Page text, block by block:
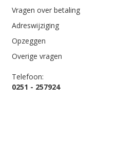
Vragen over betaling
Adreswijziging
Opzeggen
Overige vragen
Telefoon:
0251 - 257924